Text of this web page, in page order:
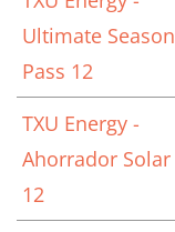
Ultimate Season
Pass 12
TXU Energy -
Ahorrador Solar
12